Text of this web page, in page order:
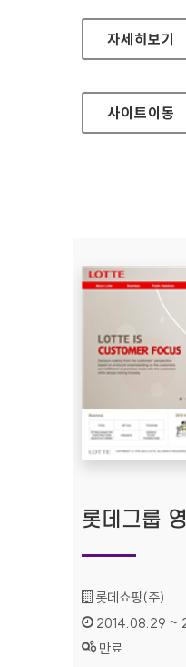
부산문화관
자세히보기
사이트이동
롯데그룹
기관명 :
롯데쇼핑(주)
인증기간 :
2014.08.29 ~
상태 :
만료